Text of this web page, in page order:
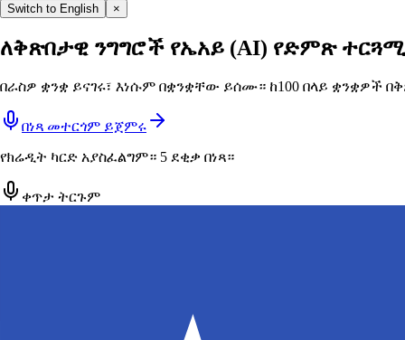
Switch to English ×
ለቅጽበታዊ ንግግሮች የኤአይ (AI) የድምጽ ተርጓሚ
በራስዎ ቋንቋ ይናገሩ፣ እነሱም በቋንቋቸው ይሰሙ። ከ100 በላይ ቋንቋዎች
በነጻ መተርጎም ይጀምሩ
የክሬዲት ካርድ አያስፈልግም። 5 ደቂቃ በነጻ።
ቀጥታ ትርጉም